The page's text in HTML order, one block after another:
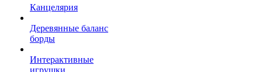
Канцелярия
Деревянные баланс
борды
Интерактивные
игрушки